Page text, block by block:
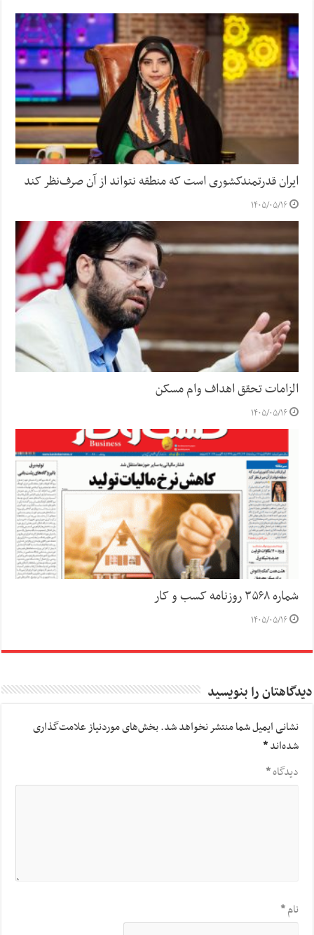
ایران قدرتمندکشوری است که منطقه نتواند از آن صرف‌نظر کند
۱۴۰۵/۰۵/۱۶
الزامات تحقق اهداف وام مسکن
۱۴۰۵/۰۵/۱۶
شماره ۳۵۶۸ روزنامه کسب و کار
۱۴۰۵/۰۵/۱۶
دیدگاهتان را بنویسید
نشانی ایمیل شما منتشر نخواهد شد.بخش‌های موردنیاز علامت‌گذاری
شده‌اند*
دیدگاه*
نام*